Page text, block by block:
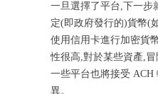
一旦選擇了平台,下一步
定(即政府發行的)貨幣(
使用信用卡進行加密貨
性很高,對於某些資產,
一些平台也將接受 ACH
異。